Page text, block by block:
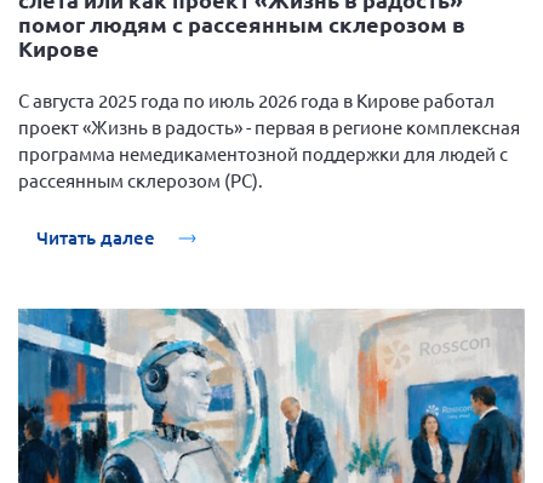
помог людям с рассеянным склерозом в
Кирове
С августа 2025 года по июль 2026 года в Кирове работал
проект «Жизнь в радость» - первая в регионе комплексная
программа немедикаментозной поддержки для людей с
рассеянным склерозом (РС).
Читать далее